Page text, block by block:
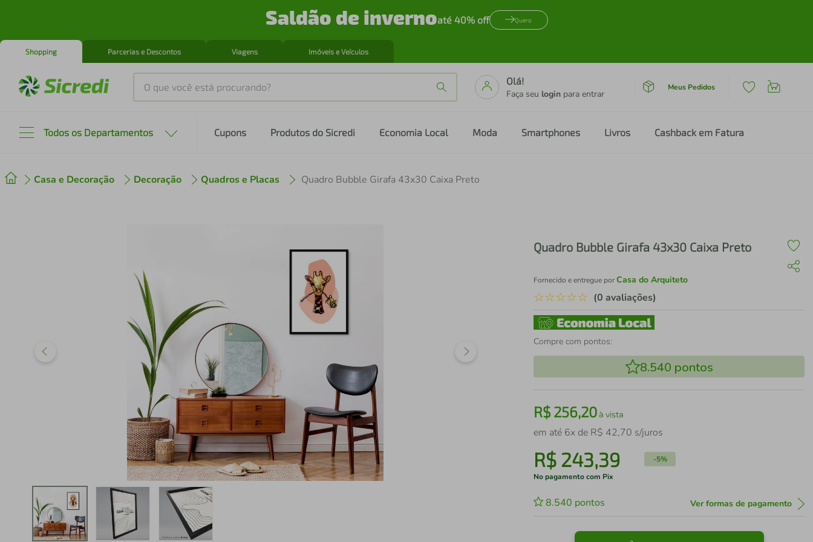
Saldão de invernoaté 40% off Quero
Shopping Parcerias e Descontos Viagens Imóveis e Veículos
O que você está procurando?
Olá!
Faça seu login para entrar
Meus Pedidos
Todos os Departamentos Cupons Produtos do Sicredi Economia Local Moda Smartphones Livros Cashback em Fatura
Casa e Decoração Decoração Quadros e Placas Quadro Bubble Girafa 43x30 Caixa Preto
Quadro Bubble Girafa 43x30 Caixa Preto
Fornecido e entregue porCasa do Arquiteto
☆☆☆☆☆ (0 avaliações)
Compre com pontos:
8.540 pontos
R$256,20à vista
em até 6x de R$ 42,70 s/juros
R$ 243,39 -5%
No pagamento com Pix
8.540 pontos Ver formas de pagamento
º cafeteira
iphone